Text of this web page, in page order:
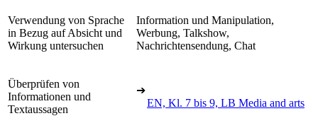
Verwendung von Sprache
in Bezug auf Absicht und
Wirkung untersuchen
Information und Manipulation,
Werbung, Talkshow,
Nachrichtensendung, Chat
Überprüfen von
Informationen und
Textaussagen
➔
EN, Kl. 7 bis 9, LB Media and arts